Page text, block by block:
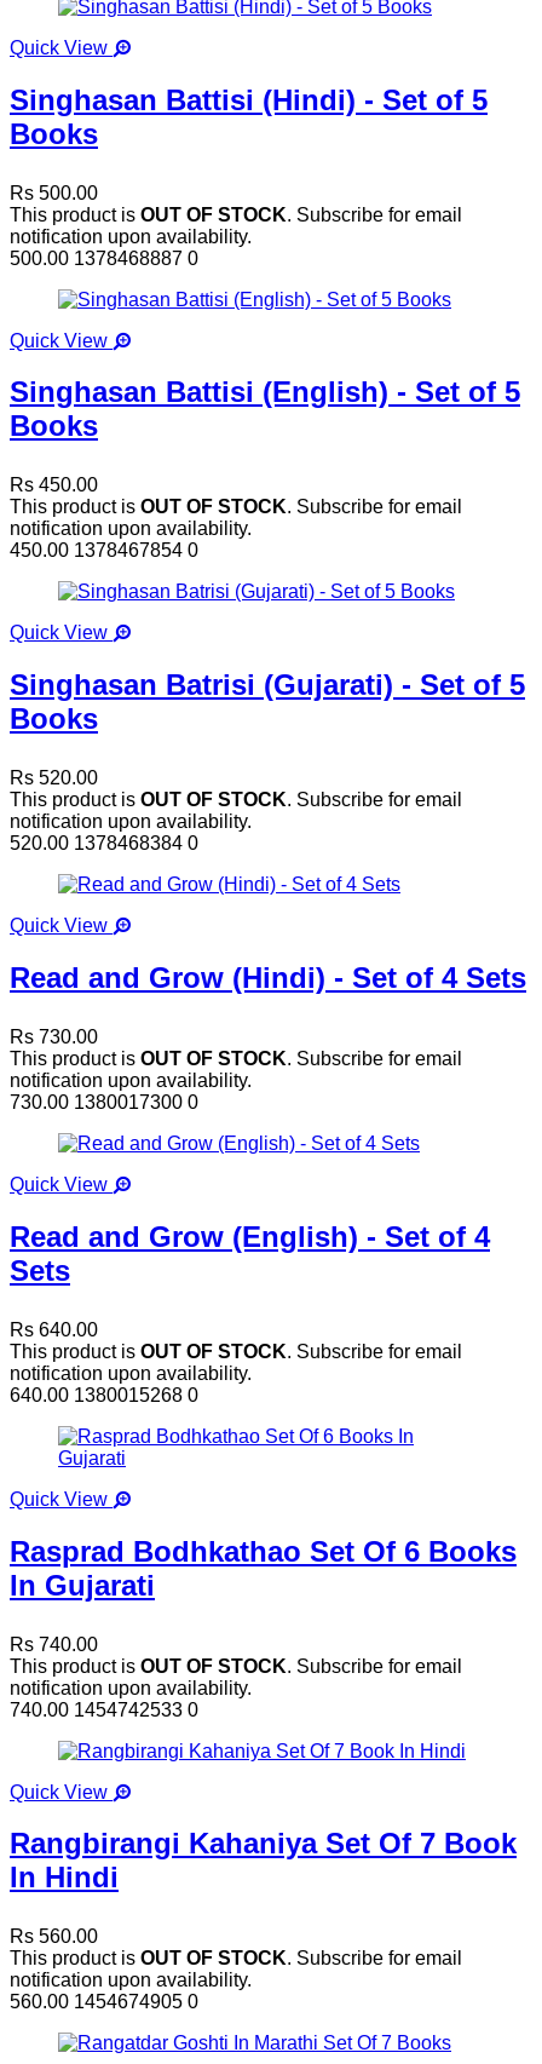
Quick View
Singhasan Battisi (Hindi) - Set of 5
Books
Rs 500.00
This product is OUT OF STOCK. Subscribe for email
notification upon availability.
500.00 1378468887 0
Quick View
Singhasan Battisi (English) - Set of 5
Books
Rs 450.00
This product is OUT OF STOCK. Subscribe for email
notification upon availability.
450.00 1378467854 0
Quick View
Singhasan Batrisi (Gujarati) - Set of 5
Books
Rs 520.00
This product is OUT OF STOCK. Subscribe for email
notification upon availability.
520.00 1378468384 0
Quick View
Read and Grow (Hindi) - Set of 4 Sets
Rs 730.00
This product is OUT OF STOCK. Subscribe for email
notification upon availability.
730.00 1380017300 0
Quick View
Read and Grow (English) - Set of 4
Sets
Rs 640.00
This product is OUT OF STOCK. Subscribe for email
notification upon availability.
640.00 1380015268 0
Quick View
Rasprad Bodhkathao Set Of 6 Books
In Gujarati
Rs 740.00
This product is OUT OF STOCK. Subscribe for email
notification upon availability.
740.00 1454742533 0
Quick View
Rangbirangi Kahaniya Set Of 7 Book
In Hindi
Rs 560.00
This product is OUT OF STOCK. Subscribe for email
notification upon availability.
560.00 1454674905 0